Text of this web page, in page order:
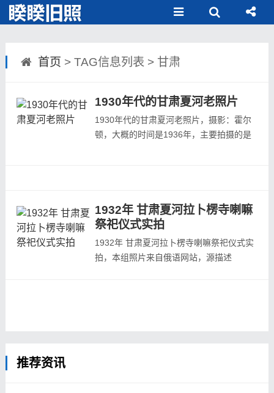
首页 > TAG信息列表 > 甘肃
1930年代的甘肃夏河老照片
1930年代的甘肃夏河老照片，摄影：霍尔
顿，大概的时间是1936年，主要拍摄的是
【夏河市场】
1932年 甘肃夏河拉卜楞寺喇嘛
祭祀仪式实拍
1932年 甘肃夏河拉卜楞寺喇嘛祭祀仪式实
拍，本组照片来自俄语网站，源描述
推荐资讯